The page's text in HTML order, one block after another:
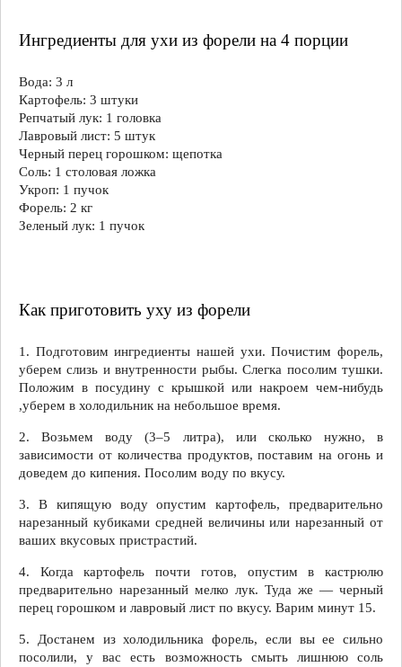
Ингредиенты для ухи из форели на 4 порции
Вода: 3 л
Картофель: 3 штуки
Репчатый лук: 1 головка
Лавровый лист: 5 штук
Черный перец горошком: щепотка
Соль: 1 столовая ложка
Укроп: 1 пучок
Форель: 2 кг
Зеленый лук: 1 пучок
Как приготовить уху из форели
1. Подготовим ингредиенты нашей ухи. Почистим форель,
уберем слизь и внутренности рыбы. Слегка посолим тушки.
Положим в посудину с крышкой или накроем чем-нибудь
,уберем в холодильник на небольшое время.
2. Возьмем воду (3–5 литра), или сколько нужно, в
зависимости от количества продуктов, поставим на огонь и
доведем до кипения. Посолим воду по вкусу.
3. В кипящую воду опустим картофель, предварительно
нарезанный кубиками средней величины или нарезанный от
ваших вкусовых пристрастий.
4. Когда картофель почти готов, опустим в кастрюлю
предварительно нарезанный мелко лук. Туда же — черный
перец горошком и лавровый лист по вкусу. Варим минут 15.
5. Достанем из холодильника форель, если вы ее сильно
посолили, у вас есть возможность смыть лишнюю соль